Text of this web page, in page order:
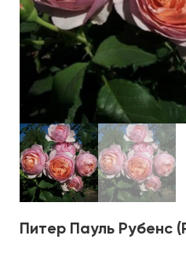
Питер Пауль Рубенс